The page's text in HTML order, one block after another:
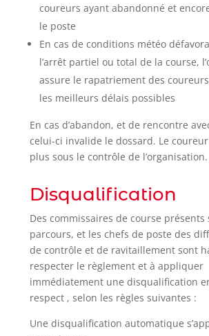
coureurs ayant abandonné et
le poste
En cas de conditions météo
l’arrêt partiel ou total de la course,
assure le rapatriement des
les meilleurs délais possibles
En cas d’abandon, et de rencontre
celui-ci invalide le dossard. Le coureur
plus sous le contrôle de l’organisation.
Disqualification
Des commissaires de course présents
parcours, et les chefs de poste des
de contrôle et de ravitaillement sont
respecter le règlement et à appliquer
immédiatement une disqualification
respect , selon les règles suivantes :
Une disqualification automatique